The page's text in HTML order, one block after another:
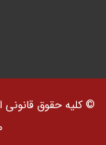
© کلیه حقوق قانونی